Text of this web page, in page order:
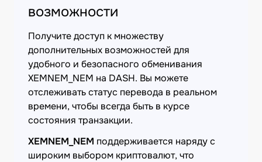
возможности
Получите доступ к множеству
дополнительных возможностей для
удобного и безопасного обменивания
XEMNEM_NEM на DASH. Вы можете
отслеживать статус перевода в реальном
времени, чтобы всегда быть в курсе
состояния транзакции.
XEMNEM_NEM поддерживается наряду с
широким выбором криптовалют, что